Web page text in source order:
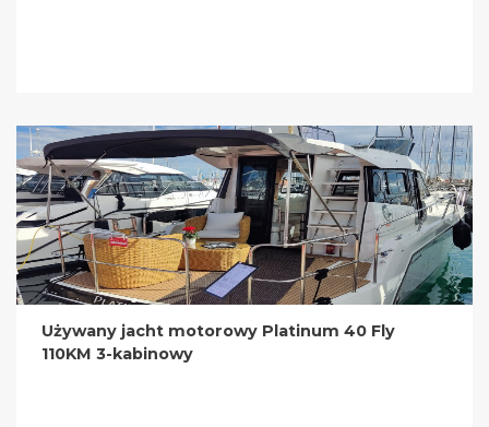
Używany jacht motorowy Platinum 40 Fly
110KM 3-kabinowy